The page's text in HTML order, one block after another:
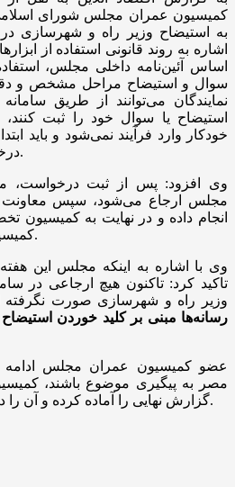
کمیسیون عمران مجلس شورای
اشاره به روند قانونی استفاده از
اساس آئین‌نامه داخلی مجلس،
سوال و استیضاح مراحل مشخص و
نمایندگان می‌توانند از طریق
استیضاح یا سوال خود را ثبت
درخواست استیضاح را ثبت کنند.
وی افزود: پس از ثبت درخواست،
مجلس ارجاع می‌شود، سپس معاونت
انجام داده و در نهایت به کمیسیون
کمیسیون عمران، ارسال می‌گردد.
وی با اشاره به اینکه مجلس این
تاکید کرد: تاکنون هیچ ارجاعی در
وزیر راه و شهرسازی صورت
رسانه‌ها مبنی بر کلید خوردن
عضو کمیسیون عمران مجلس ادامه
مصر به پیگیری موضوع باشند،
گزارش نهایی را آماده کرده و آن را در دستور کار صحن قرار دهد.